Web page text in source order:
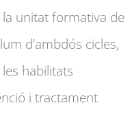
unitat formativa de
d’ambdós cicles,
habilitats
i tractament